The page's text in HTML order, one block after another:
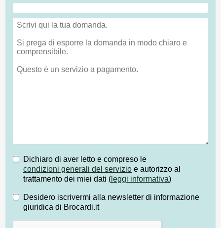
Dichiaro di aver letto e compreso le
condizioni generali del servizio e autorizzo al
trattamento dei miei dati ( leggi informativa)
Desidero iscrivermi alla newsletter di informazione
giuridica di Brocardi.it